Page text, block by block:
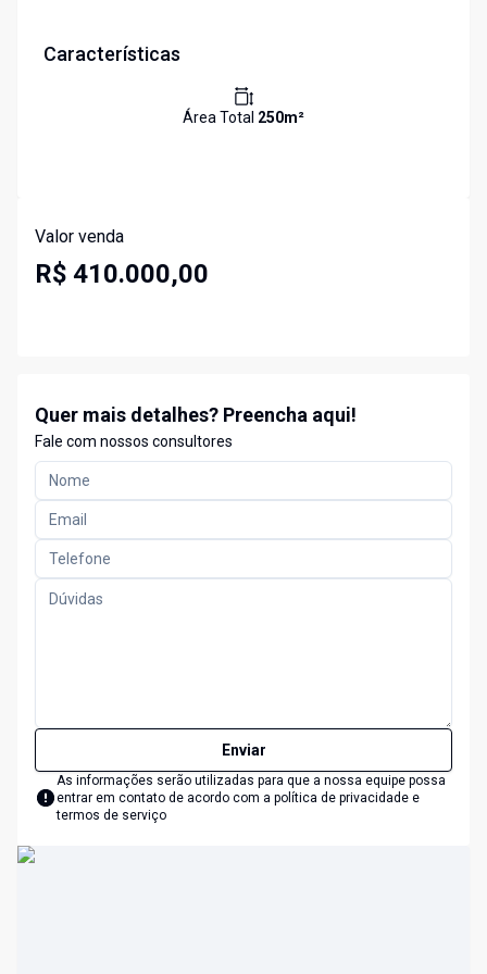
Características
Área Total 250m²
Valor venda
R$ 410.000,00
Quer mais detalhes? Preencha aqui!
Fale com nossos consultores
Enviar
As informações serão utilizadas para que a nossa equipe possa
entrar em contato de acordo com a política de privacidade e
termos de serviço